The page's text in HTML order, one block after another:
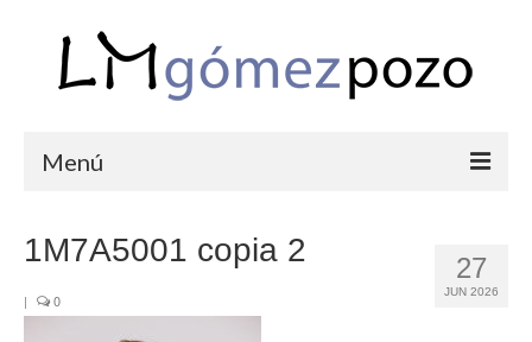
Menú
COMUNIONES
27
JUN 2026
1M7A5001 copia 2
| 0